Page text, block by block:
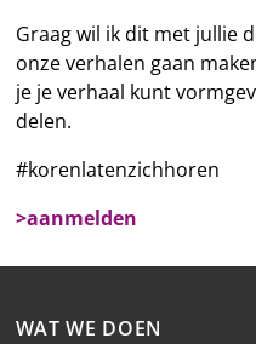
Graag wil ik dit met jullie
onze verhalen gaan
je je verhaal kunt
delen.
#korenlatenzichhoren
>aanmelden
WAT WE DOEN